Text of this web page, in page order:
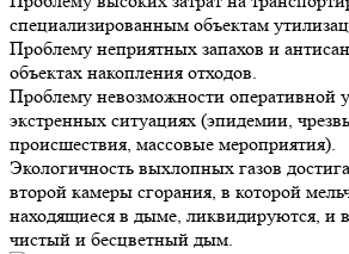
специализированным объектам
Проблему неприятных запахов и
объектах накопления отходов.
Проблему невозможности оперативной
экстренных ситуациях (эпидемии,
происшествия, массовые мероприятия).
Экологичность выхлопных газов
второй камеры сгорания, в которой
находящиеся в дыме, ликвидируются, и
чистый и бесцветный дым.